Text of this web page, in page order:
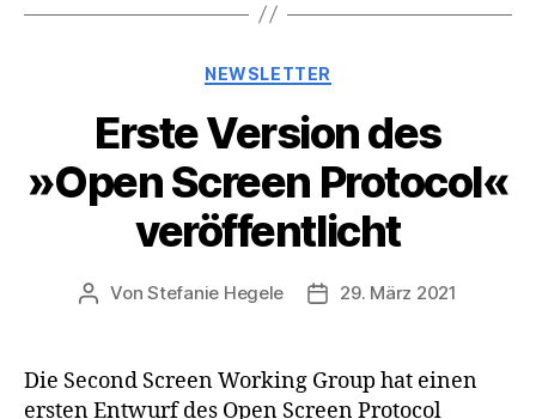
Kategorien
NEWSLETTER
Erste Version des
»Open Screen Protocol«
veröffentlicht
Beitragsautor
VonStefanie Hegele Veröffentlichungsdatum
29. März 2021
Die Second Screen Working Group hat einen
ersten Entwurf des Open Screen Protocol